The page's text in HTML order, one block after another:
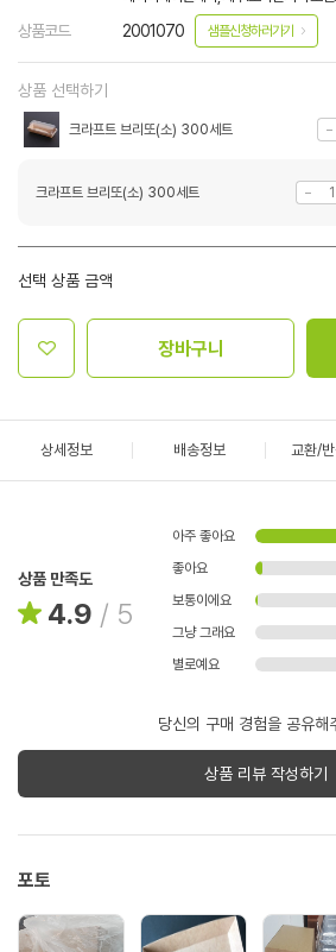
상품코드 2001070 샘플신청하러가기
상품 선택하기
크라프트 브리또(소) 300세트
크라프트 브리또(소) 300세트
선택 상품 금액
장바구니
상세정보 배송정보 교환/
상품 만족도
4.9 / 5
아주 좋아요
좋아요
보통이에요
그냥 그래요
별로예요
당신의 구매 경험을 공유해
상품 리뷰 작성하기
포토